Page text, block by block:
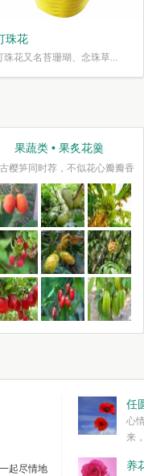
珠花
珠花又名苔珊瑚、念珠草...
果蔬类 • 果炙花羹
樱笋同时荐，不似花心瓣瓣香
起尽情地
任
心
来
简单愉快的心
养